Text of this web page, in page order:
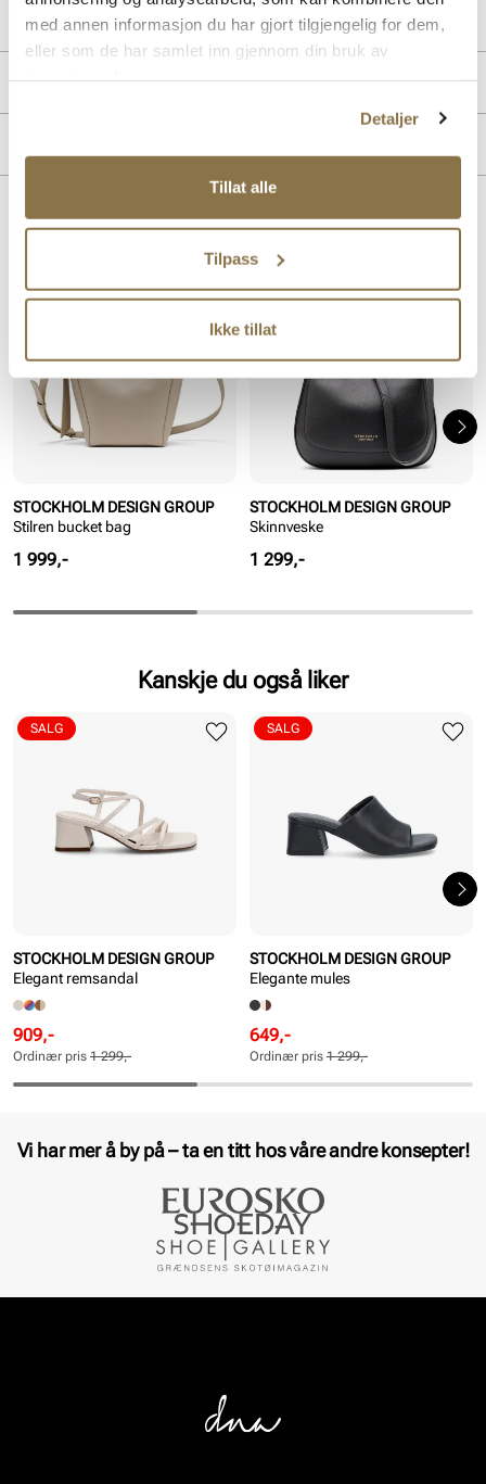
med annen informasjon du har gjort tilgjengelig for dem,
eller som de har samlet inn gjennom din bruk av
Detaljer
Tillat alle
Tilpass
Ikke tillat
8335
PRODUKTDETALJER
Lignende produkter
STOCKHOLM DESIGN GROUP
Stilren bucket bag
Pris
1 999,-
STOCKHOLM DESIGN GROUP
Skinnveske
Pris
1 299,-
Kanskje du også liker
STOCKHOLM DESIGN GROUP
Elegant remsandal
Rabattert
pris
Pris
909,-
Ordinær
pris
Pris
Ordinær pris 1 299,-
SALG
STOCKHOLM DESIGN GROUP
Elegante mules
Rabattert
pris
Pris
649,-
Ordinær
pris
Pris
Ordinær pris 1 299,-
SALG
Vi har mer å by på – ta en titt hos våre andre konsepter!